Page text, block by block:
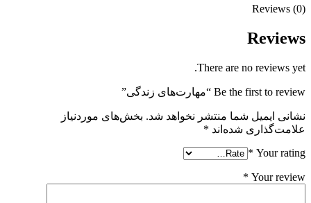
Reviews (0)
Reviews
There are no reviews yet.
Be the first to review “مهارت‌های زندگی”
نشانی ایمیل شما منتشر نخواهد شد. بخش‌های موردنیاز
علامت‌گذاری شده‌اند *
Your rating
*
Your review
*